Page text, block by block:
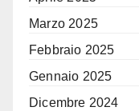
Marzo 2025
Febbraio 2025
Gennaio 2025
Dicembre 2024